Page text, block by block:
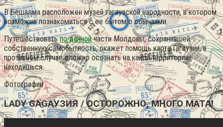
В Бешалма расположен музей гагаузской народности, в котором
возможно познакомиться с ее бытом о обычаями.
Путешествоватьпо даннойчасти Молдовы, сохранившей
собственную самобытность, окажет помощь карта Гагаузии, в
противном случае сложно осознать на какой территории
находишься.
Фотографии
LADY GAGAУЗИЯ / ОСТОРОЖНО, МНОГО МАТА!